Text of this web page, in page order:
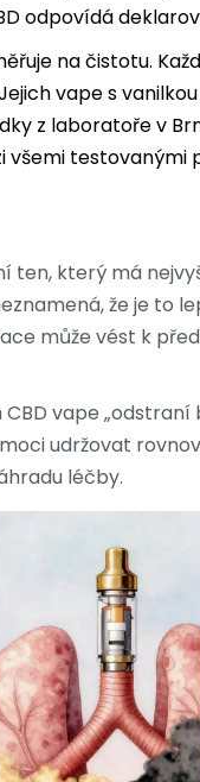
odpovídá
na čistotu.
vape s
z laboratoře v
všemi testovanými
ten, který má
že je to
může vést k
vape „odstraní
udržovat
léčby.